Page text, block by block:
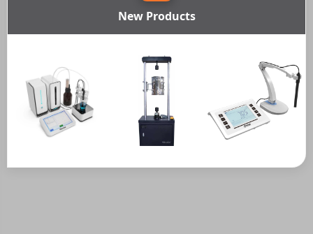
New Products